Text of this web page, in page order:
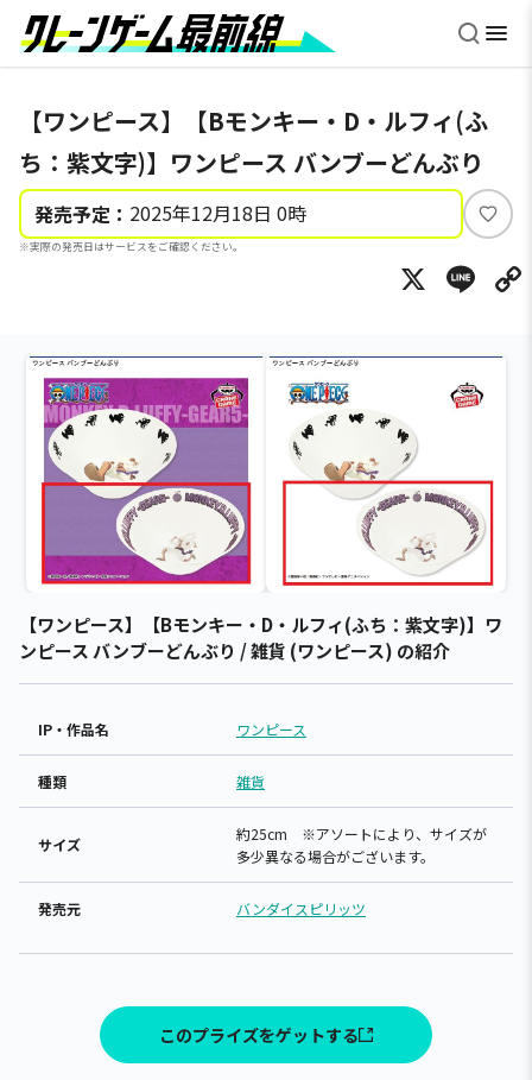
【ワンピース】【Bモンキー・D・ルフィ(ふ
ち：紫文字)】ワンピース バンブーどんぶり
発売予定： 2025年12月18日 0時
※実際の発売日はサービスをご確認ください。
い
ね
X
【ワンピース】【Bモンキー・D・ルフィ(ふち：紫文字)】ワ
ンピース バンブーどんぶり / 雑貨 (ワンピース) の紹介
IP・作品名 ワンピース
種類 雑貨
サイズ
約25cm ※アソートにより、サイズが
多少異なる場合がございます。
発売元 バンダイスピリッツ
このプライズをゲットする